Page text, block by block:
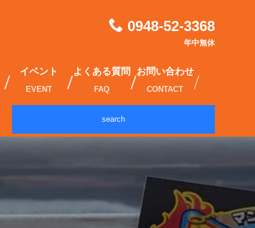
0948-52-3368
年中無休
イベント
EVENT
よくある質問
FAQ
お問い合わせ
CONTACT
search